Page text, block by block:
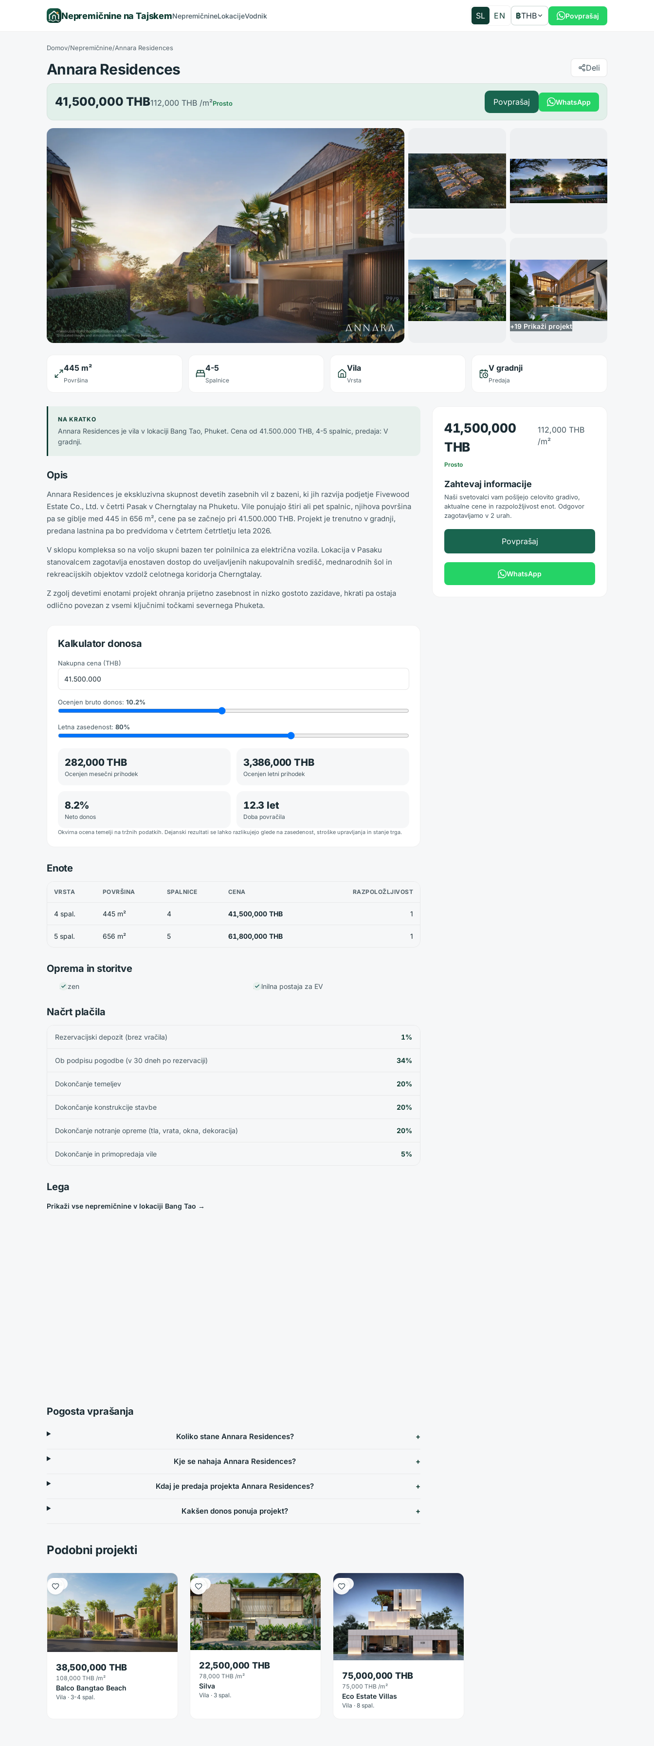
Nepremičnine na TajskemNepremičnineLokacijeVodnik SL EN ฿THB Povprašaj
Domov/Nepremičnine/Annara Residences
Annara Residences Deli
41,500,000 THB112,000 THB /m²Prosto Povprašaj WhatsApp
+19 Prikaži projekt
445 m²
Površina
4-5
Spalnice
Vila
Vrsta
V gradnji
Predaja
NA KRATKO
Annara Residences je vila v lokaciji Bang Tao, Phuket. Cena od 41.500.000 THB, 4-5 spalnic, predaja: V
gradnji.
Opis
Annara Residences je ekskluzivna skupnost devetih zasebnih vil z bazeni, ki jih razvija podjetje Fivewood
Estate Co., Ltd. v četrti Pasak v Cherngtalay na Phuketu. Vile ponujajo štiri ali pet spalnic, njihova površina
pa se giblje med 445 in 656 m², cene pa se začnejo pri 41.500.000 THB. Projekt je trenutno v gradnji,
predana lastnina pa bo predvidoma v četrtem četrtletju leta 2026.
V sklopu kompleksa so na voljo skupni bazen ter polnilnica za električna vozila. Lokacija v Pasaku
stanovalcem zagotavlja enostaven dostop do uveljavljenih nakupovalnih središč, mednarodnih šol in
rekreacijskih objektov vzdolž celotnega koridorja Cherngtalay.
Z zgolj devetimi enotami projekt ohranja prijetno zasebnost in nizko gostoto zazidave, hkrati pa ostaja
odlično povezan z vsemi ključnimi točkami severnega Phuketa.
Kalkulator donosa
Nakupna cena (THB)
Ocenjen bruto donos: 10.2%
Letna zasedenost: 80%
282,000 THB
Ocenjen mesečni prihodek
3,386,000 THB
Ocenjen letni prihodek
8.2%
Neto donos
12.3 let
Doba povračila
Okvirna ocena temelji na tržnih podatkih. Dejanski rezultati se lahko razlikujejo glede na zasedenost, stroške upravljanja in stanje trga.
Enote
VRSTA POVRŠINA SPALNICE CENA RAZPOLOŽLJIVOST
4 spal. 445 m² 4 41,500,000 THB 1
5 spal. 656 m² 5 61,800,000 THB 1
Oprema in storitve
Bazen Polnilna postaja za EV
Načrt plačila
Rezervacijski depozit (brez vračila) 1%
Ob podpisu pogodbe (v 30 dneh po rezervaciji) 34%
Dokončanje temeljev 20%
Dokončanje konstrukcije stavbe 20%
Dokončanje notranje opreme (tla, vrata, okna, dekoracija) 20%
Dokončanje in primopredaja vile 5%
Lega
Prikaži vse nepremičnine v lokaciji Bang Tao →
Pogosta vprašanja
Koliko stane Annara Residences?
Kje se nahaja Annara Residences?
Kdaj je predaja projekta Annara Residences?
Kakšen donos ponuja projekt?
41,500,000
THB
112,000 THB
/m²
Prosto
Zahtevaj informacije
Naši svetovalci vam pošljejo celovito gradivo,
aktualne cene in razpoložljivost enot. Odgovor
zagotavljamo v 2 urah.
Povprašaj
WhatsApp
Podobni projekti
Vila
38,500,000 THB
108,000 THB /m²
Balco Bangtao Beach
Vila · 3-4 spal.
Vila
22,500,000 THB
78,000 THB /m²
Silva
Vila · 3 spal.
Vila
75,000,000 THB
75,000 THB /m²
Eco Estate Villas
Vila · 8 spal.